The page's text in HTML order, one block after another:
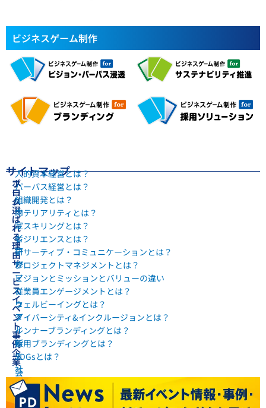
ビジネスゲーム制作
サイトマップ
ホ
ー
ム
選
ば
れ
る
理
由
サ
ー
ビ
ス
イ
ベ
ン
ト
事
例
企
業
会
社
概
ブ
ロ
グ
内
定
者
研
修
マ
ニ
ュ
ア
ル
新
入
社
員
研
人的資本経営とは？
パーパス経営とは？
組織開発とは？
マテリアリティとは？
リスキリングとは？
レジリエンスとは？
アサーティブ・コミュニケーションとは？
プロジェクトマネジメントとは？
ビジョンとミッションとバリューの違い
従業員エンゲージメントとは？
ウェルビーイングとは？
ダイバーシティ&インクルージョンとは？
インナーブランディングとは？
採用ブランディングとは？
SDGsとは？